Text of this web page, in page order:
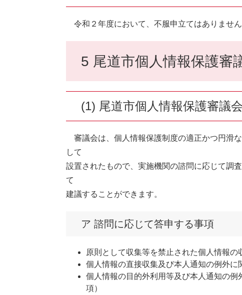
令和２年度において、不服申立てはありません
5 尾道市個人情報保護審
(1) 尾道市個人情報保護審議
審議会は、個人情報保護制度の適正かつ円滑
して
設置されたもので、実施機関の諮問に応じて調
て
建議することができます。
ア 諮問に応じて答申する事項
原則として収集等を禁止された個人情報の
個人情報の直接収集及び本人通知の例外に
個人情報の目的外利用等及び本人通知の
項）